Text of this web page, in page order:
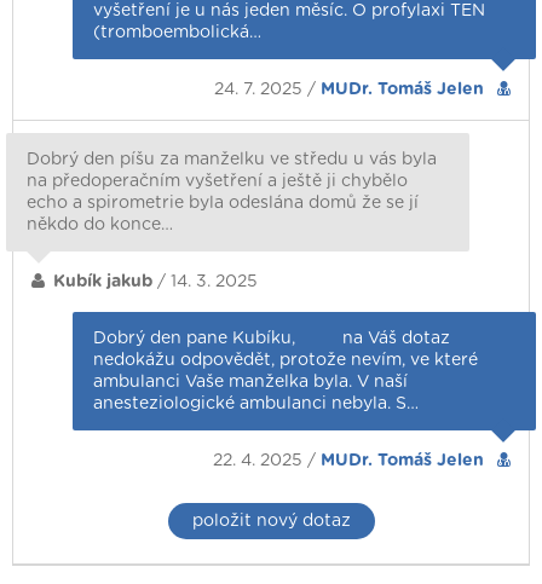
vyšetření je u nás jeden měsíc. O profylaxi TEN
(tromboembolická…
24. 7. 2025 / MUDr. Tomáš Jelen
Dobrý den píšu za manželku ve středu u vás byla
na předoperačním vyšetření a ještě ji chybělo
echo a spirometrie byla odeslána domů že se jí
někdo do konce…
Kubík jakub / 14. 3. 2025
Dobrý den pane Kubíku, na Váš dotaz
nedokážu odpovědět, protože nevím, ve které
ambulanci Vaše manželka byla. V naší
anesteziologické ambulanci nebyla. S…
22. 4. 2025 / MUDr. Tomáš Jelen
položit nový dotaz